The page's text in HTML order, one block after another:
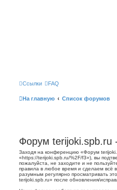
Ссылки FAQ
На главную Список форумов
Форум terijoki.spb.ru
Заходя на конференцию «Форум
«https://terijoki.spb.ru/%2F/f3»), вы
пожалуйста, не заходите и не
правила в любое время и сделаем всё
разумным регулярно просматривать
terijoki.spb.ru» после обновления/